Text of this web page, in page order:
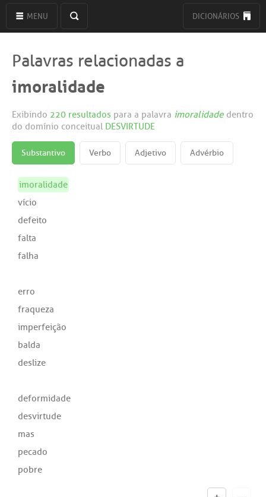
MENU DICIONÁRIOS
Palavras relacionadas a
imoralidade
Exibindo 220 resultados para a palavra imoralidade dentro
do domínio conceitual DESVIRTUDE
Substantivo Verbo Adjetivo Advérbio
imoralidade
vício
defeito
falta
falha
erro
fraqueza
imperfeição
balda
deslize
deformidade
desvirtude
mas
pecado
pobre